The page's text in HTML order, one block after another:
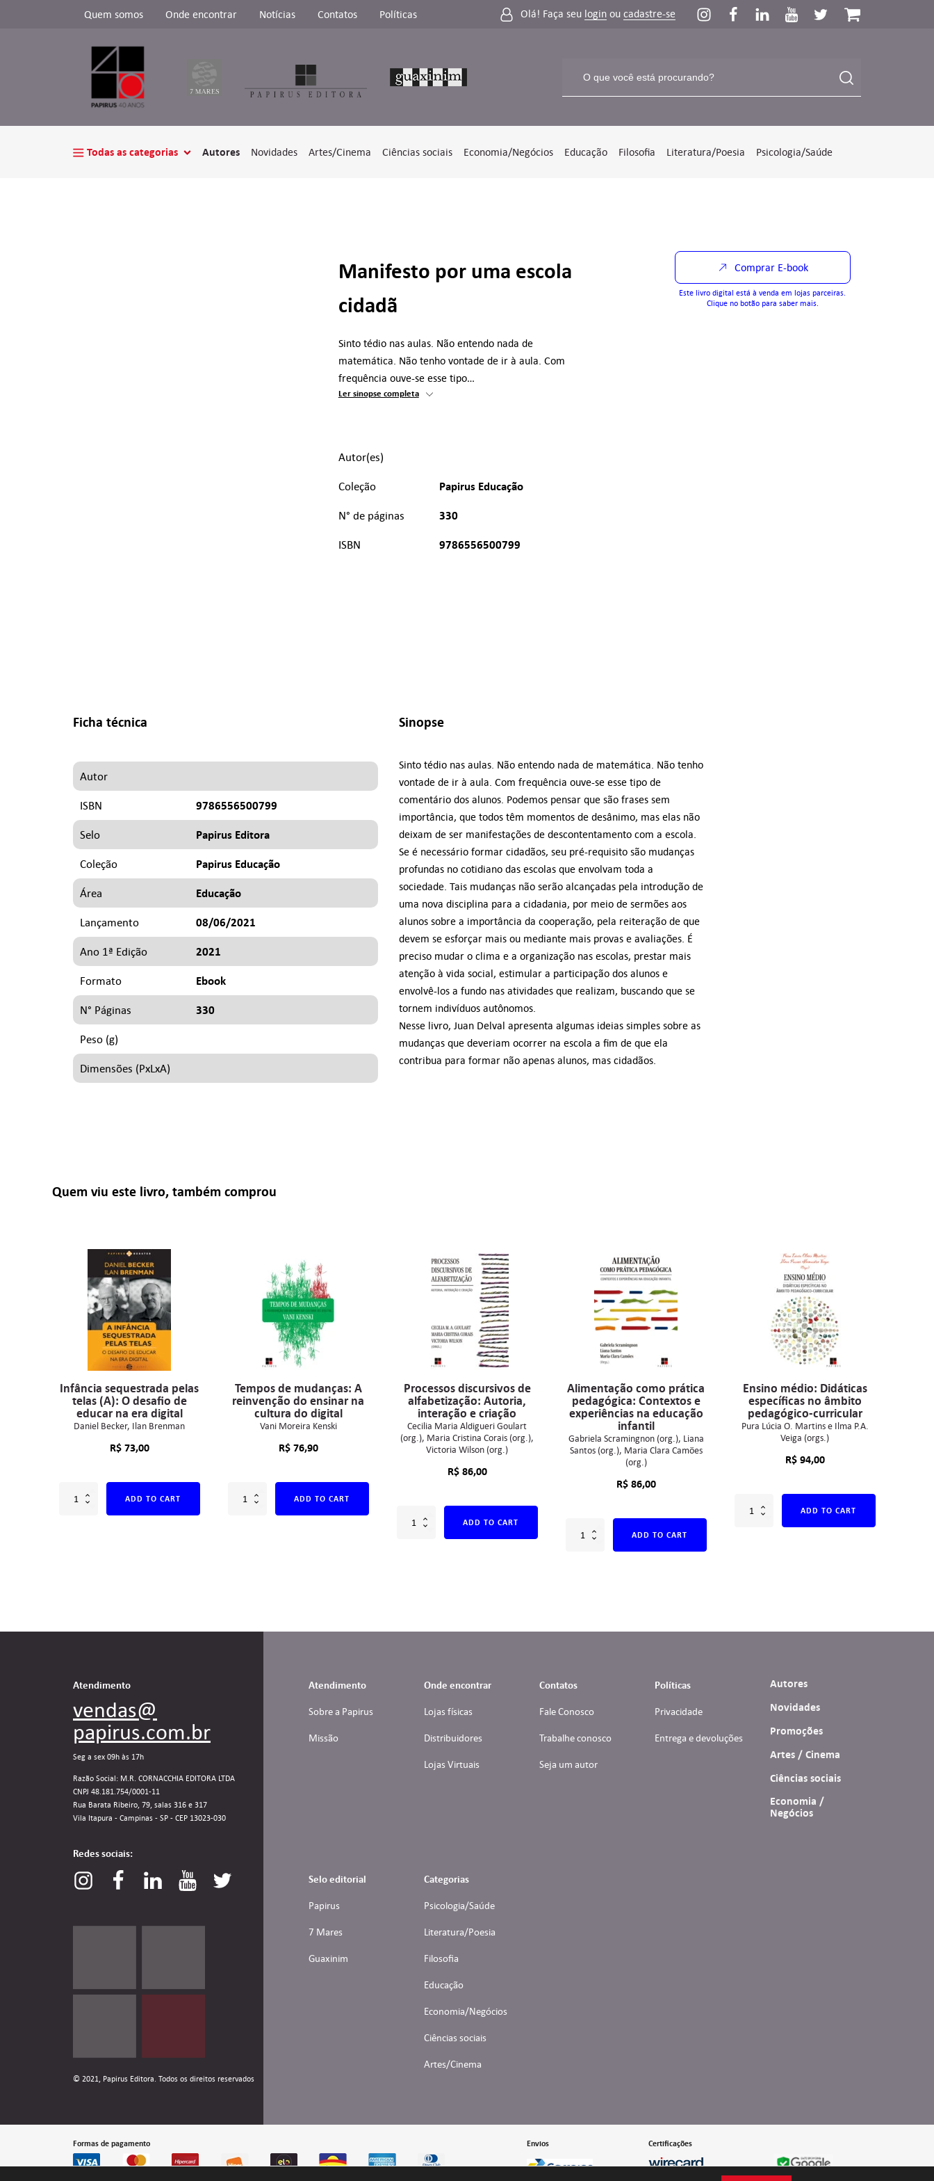
Quem somos Onde encontrar Notícias Contatos Políticas Olá! Faça seu login ou cadastre-se
Todas as categorias Autores Novidades Artes/Cinema Ciências sociais Economia/Negócios Educação Filosofia Literatura/Poesia Psicologia/Saúde
Manifesto por uma escola
cidadã
Sinto tédio nas aulas. Não entendo nada de
matemática. Não tenho vontade de ir à aula. Com
frequência ouve-se esse tipo…
Ler sinopse completa
Autor(es)
Coleção Papirus Educação
N° de páginas 330
ISBN 9786556500799
Comprar E-book
Este livro digital está à venda em lojas parceiras.
Clique no botão para saber mais.
Ficha técnica
Autor
ISBN 9786556500799
Selo Papirus Editora
Coleção Papirus Educação
Área Educação
Lançamento 08/06/2021
Ano 1ª Edição 2021
Formato Ebook
N° Páginas 330
Peso (g)
Dimensões (PxLxA)
Sinopse
Sinto tédio nas aulas. Não entendo nada de matemática. Não tenho
vontade de ir à aula. Com frequência ouve-se esse tipo de
comentário dos alunos. Podemos pensar que são frases sem
importância, que todos têm momentos de desânimo, mas elas não
deixam de ser manifestações de descontentamento com a escola.
Se é necessário formar cidadãos, seu pré-requisito são mudanças
profundas no cotidiano das escolas que envolvam toda a
sociedade. Tais mudanças não serão alcançadas pela introdução de
uma nova disciplina para a cidadania, por meio de sermões aos
alunos sobre a importância da cooperação, pela reiteração de que
devem se esforçar mais ou mediante mais provas e avaliações. É
preciso mudar o clima e a organização nas escolas, prestar mais
atenção à vida social, estimular a participação dos alunos e
envolvê-los a fundo nas atividades que realizam, buscando que se
tornem indivíduos autônomos.
Nesse livro, Juan Delval apresenta algumas ideias simples sobre as
mudanças que deveriam ocorrer na escola a fim de que ela
contribua para formar não apenas alunos, mas cidadãos.
Quem viu este livro, também comprou
Infância sequestrada pelas
telas (A): O desafio de
educar na era digital
Daniel Becker Ilan Brenman
R$73,00
ADD TO CART
Tempos de mudanças: A
reinvenção do ensinar na
cultura do digital
Vani Moreira Kenski
R$76,90
ADD TO CART
Processos discursivos de
alfabetização: Autoria,
interação e criação
Cecilia Maria Aldigueri Goulart
(org.) Maria Cristina Corais (org.)
Victoria Wilson (org.)
R$86,00
ADD TO CART
Alimentação como prática
pedagógica: Contextos e
experiências na educação
infantil
Gabriela Scramingnon (org.) Liana
Santos (org.) Maria Clara Camões
(org.)
R$86,00
ADD TO CART
Ensino médio: Didáticas
específicas no âmbito
pedagógico-curricular
Pura Lúcia O. Martins e Ilma P.A.
Veiga (orgs.)
R$94,00
ADD TO CART
Atendimento
vendas@
papirus.com.br
Seg a sex 09h às 17h
Razão Social: M.R. CORNACCHIA EDITORA LTDA
CNPJ 48.181.754/0001-11
Rua Barata Ribeiro, 79, salas 316 e 317
Vila Itapura - Campinas - SP - CEP 13023-030
Redes sociais:
© 2021, Papirus Editora. Todos os direitos reservados
Atendimento
Sobre a Papirus
Missão
Onde encontrar
Lojas físicas
Distribuidores
Lojas Virtuais
Contatos
Fale Conosco
Trabalhe conosco
Seja um autor
Políticas
Privacidade
Entrega e devoluções
Autores
Novidades
Promoções
Artes / Cinema
Ciências sociais
Economia /
Negócios
Selo editorial
Papirus
7 Mares
Guaxinim
Categorias
Psicologia/Saúde
Literatura/Poesia
Filosofia
Educação
Economia/Negócios
Ciências sociais
Artes/Cinema
Formas de pagamento Envios Certificações